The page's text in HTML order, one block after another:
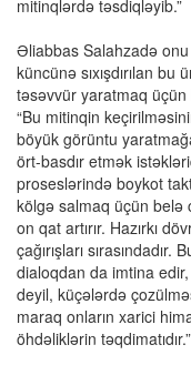
mitinqlərdə təsdiqləyib.”
Əliabbas Salahzadə
küncünə sıxışdırılan
təsəvvür yaratmaq üçün
“Bu mitinqin
böyük görüntu
ört-basdır etmək
proseslərində boykot
kölgə salmaq üçün belə
on qat artırır. Hazırkı
çağırışları
dialoqdan da imtina
deyil, küçələrdə
maraq onların xarici
öhdəliklərin təqdimatıdır.”